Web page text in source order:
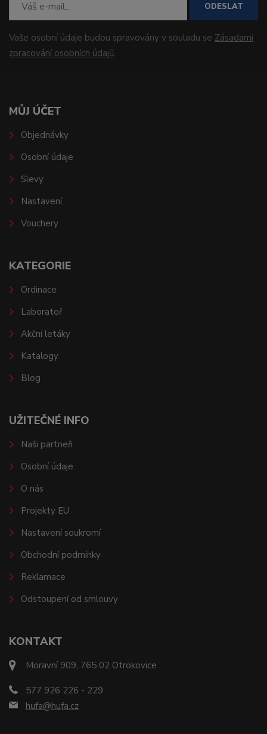
ODESLAT
Vaše osobní údaje budou spravovány v souladu se Zásadami
zpracování osobních údajů.
KONTAKT
Moravní 909, 765 02 Otrokovice
577 926 226 - 229
hufa@hufa.cz
MŮJ ÚČET
Objednávky
Osobní údaje
Slevy
Nastavení
Vouchery
KATEGORIE
Ordinace
Laboratoř
Akční letáky
Katalogy
Blog
UŽITEČNÉ INFO
Naši partneři
Osobní údaje
O nás
Projekty EU
Nastavení soukromí
Obchodní podmínky
Reklamace
Odstoupení od smlouvy